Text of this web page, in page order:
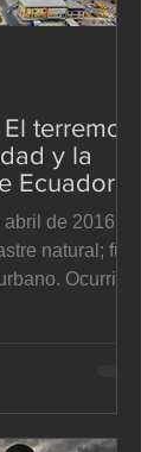
terremoto
y la
Ecuador
de 2016 no
natural; fue,
Ocurrió a